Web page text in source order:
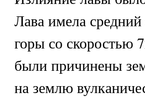
Лава имела средний
горы со скоростью
были причинены
на землю